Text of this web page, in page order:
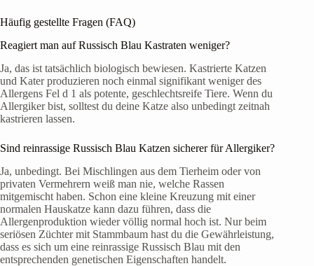
Häufig gestellte Fragen (FAQ)
Reagiert man auf Russisch Blau Kastraten weniger?
Ja, das ist tatsächlich biologisch bewiesen. Kastrierte Katzen
und Kater produzieren noch einmal signifikant weniger des
Allergens Fel d 1 als potente, geschlechtsreife Tiere. Wenn du
Allergiker bist, solltest du deine Katze also unbedingt zeitnah
kastrieren lassen.
Sind reinrassige Russisch Blau Katzen sicherer für Allergiker?
Ja, unbedingt. Bei Mischlingen aus dem Tierheim oder von
privaten Vermehrern weiß man nie, welche Rassen
mitgemischt haben. Schon eine kleine Kreuzung mit einer
normalen Hauskatze kann dazu führen, dass die
Allergenproduktion wieder völlig normal hoch ist. Nur beim
seriösen Züchter mit Stammbaum hast du die Gewährleistung,
dass es sich um eine reinrassige Russisch Blau mit den
entsprechenden genetischen Eigenschaften handelt.